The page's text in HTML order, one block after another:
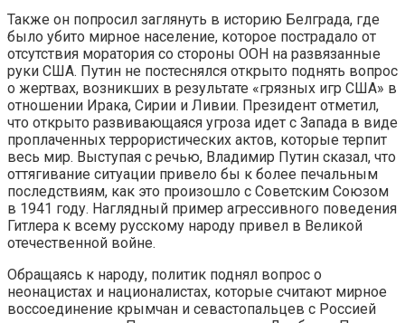
Также он попросил заглянуть в историю Белграда, где
было убито мирное население, которое пострадало от
отсутствия моратория со стороны ООН на развязанные
руки США. Путин не постеснялся открыто поднять вопрос
о жертвах, возникших в результате «грязных игр США» в
отношении Ирака, Сирии и Ливии. Президент отметил,
что открыто развивающаяся угроза идет с Запада в виде
проплаченных террористических актов, которые терпит
весь мир. Выступая с речью, Владимир Путин сказал, что
оттягивание ситуации привело бы к более печальным
последствиям, как это произошло с Советским Союзом
в 1941 году. Наглядный пример агрессивного поведения
Гитлера к всему русскому народу привел в Великой
отечественной войне.
Обращаясь к народу, политик поднял вопрос о
неонацистах и националистах, которые считают мирное
воссоединение крымчан и севастопальцев с Россией